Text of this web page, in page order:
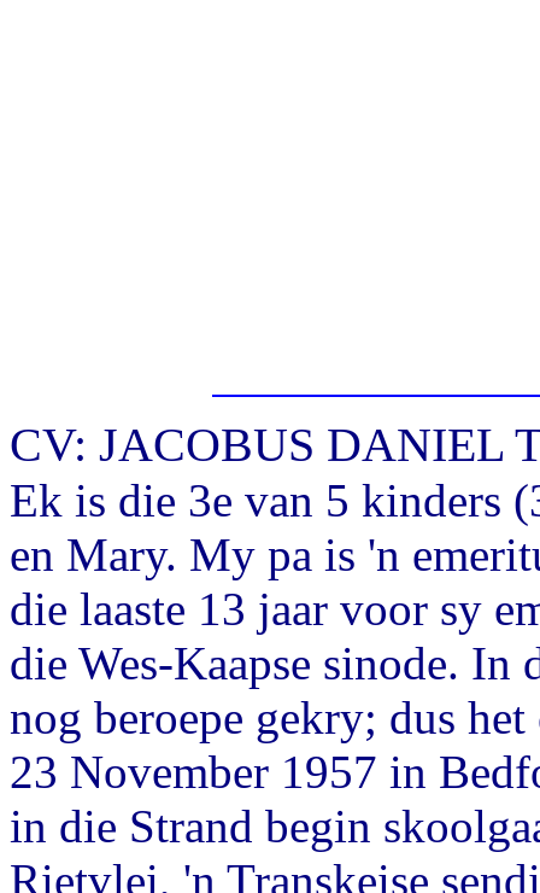
CV: JACOBUS DANIEL
Ek is die 3e van 5 kinders
en Mary. My pa is 'n
die laaste 13 jaar voor sy
die Wes-Kaapse sinode. In
nog beroepe gekry; dus
23 November 1957 in
in die Strand begin
Rietvlei, 'n Transkeise